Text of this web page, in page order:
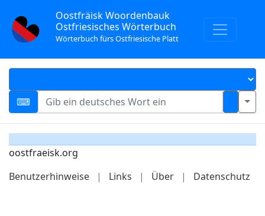
Oostfräisk Woordenbauk
Ostfriesisches Wörterbuch
Wörterbuch fürs Ostfriesische Platt
oostfraeisk.org
Benutzerhinweise
| Links | Über | Datenschutz